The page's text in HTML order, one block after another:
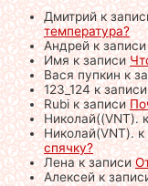
Дмитрийк
температура?
Андрейк записи
Имяк записи
Вася пупкинк
123_124к
Rubiк записи
Николай((VNT).
Николай(VNT).к
спячку?
Ленак записи
Алексейк